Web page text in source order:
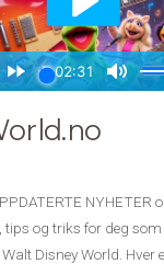
NYHETER
tips og triks for deg
Disney World. Hver